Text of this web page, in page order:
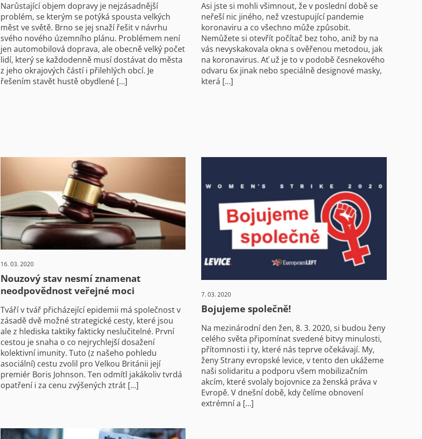
Narůstající objem dopravy je nejzásadnější
problém, se kterým se potýká spousta velkých
měst ve světě. Brno se jej snaží řešit v návrhu
svého nového územního plánu. Problémem není
jen automobilová doprava, ale obecně velký počet
lidí, který se každodenně musí dostávat do města
z jeho okrajových částí i přilehlých obcí. Je
řešením stavět hustě obydlené […]
Asi jste si mohli všimnout, že v poslední době se
neřeší nic jiného, než vzestupující pandemie
koronaviru a co všechno může způsobit.
Nemůžete si otevřít počítač bez toho, aniž by na
vás nevyskakovala okna s ověřenou metodou, jak
na koronavirus. Ať už je to v podobě česnekového
odvaru 6x jinak nebo speciálně designové masky,
která […]
16. 03. 2020
Nouzový stav nesmí znamenat
neodpovědnost veřejné moci
Tváří v tvář přicházející epidemii má společnost v
zásadě dvě možné strategické cesty, které jsou
ale z hlediska taktiky fakticky neslučitelné. První
cestou je snaha o co nejrychlejší dosažení
kolektivní imunity. Tuto (z našeho pohledu
asociální) cestu zvolil pro Velkou Británii její
premiér Boris Johnson. Ten odmítl jakákoliv tvrdá
opatření i za cenu zvýšených ztrát […]
7. 03. 2020
Bojujeme společně!
Na mezinárodní den žen, 8. 3. 2020, si budou ženy
celého světa připomínat svedené bitvy minulosti,
přítomnosti i ty, které nás teprve očekávají. My,
ženy Strany evropské levice, v tento den ukážeme
naši solidaritu a podporu všem mobilizačním
akcím, které svolaly bojovnice za ženská práva v
Evropě. V dnešní době, kdy čelíme obnovení
extrémní a […]